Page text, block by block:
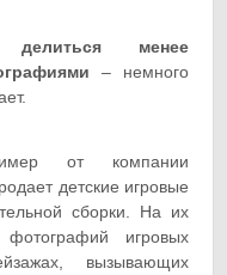
делиться менее
– немного
от компании
детские игровые
сборки. На их
игровых
вызывающих